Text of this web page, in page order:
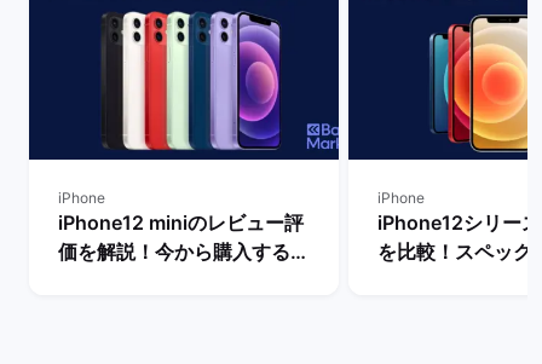
iPhone
iPhone12 miniのレビュー評
価を解説！今から購入するメ
iPhone
iPhone12シリー
を比較！スペック